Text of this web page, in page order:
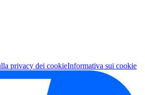
privacy dei cookieInformativa sui cookie